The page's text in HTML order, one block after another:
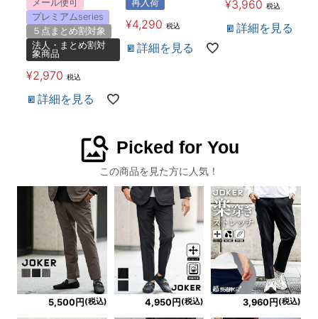
メール便可
プレミアムseries
５点まとめ割対象
法人・まとめ割対
象商品
¥2,970 税込
詳細を見る
再入荷
¥4,290 税込
詳細を見る
¥3,960 税込
詳細を見る
image_search Picked for You
この商品を見た方に人気！
5,500円(税込) 4,950円(税込) 3,960円(税込)